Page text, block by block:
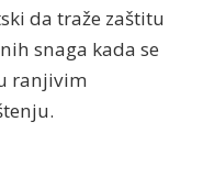
da traže zaštitu
snaga kada se
ranjivim